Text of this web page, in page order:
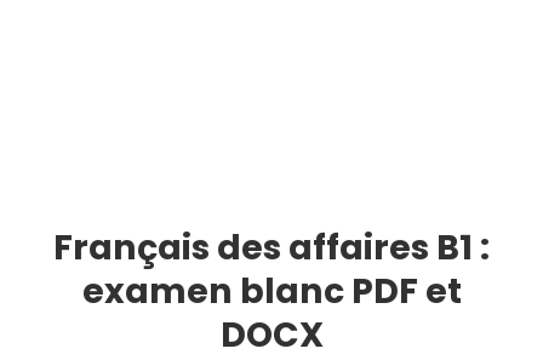
Français des affaires B1 :
examen blanc PDF et
DOCX